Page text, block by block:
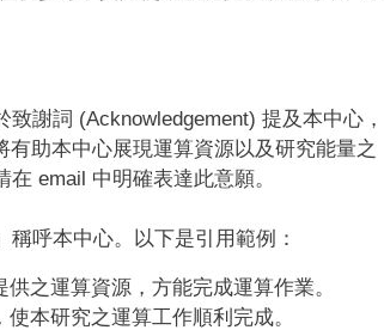
謝詞 (Acknowledgement) 提及本中心，
助本中心展現運算資源以及研究能量之
email 中明確表達此意願。
呼本中心。以下是引用範例：
之運算資源，方能完成運算作業。
本研究之運算工作順利完成。